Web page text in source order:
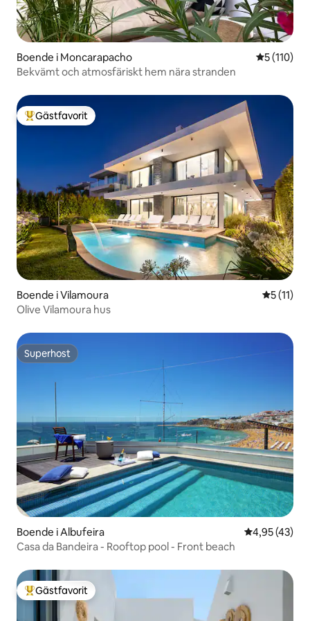
Boende i Moncarapacho 5 av 5 i
5 (110)
Bekvämt och atmosfäriskt hem nära stranden
Populär gästfavorit
Gästfavorit
Boende i Vilamoura 5 av 5 i
5 (11)
Olive Vilamoura hus
Superhost
Superhost
Boende i Albufeira 4,95 av 5 i
4,95 (43)
Casa da Bandeira - Rooftop pool - Front beach
Populär gästfavorit
Gästfavorit